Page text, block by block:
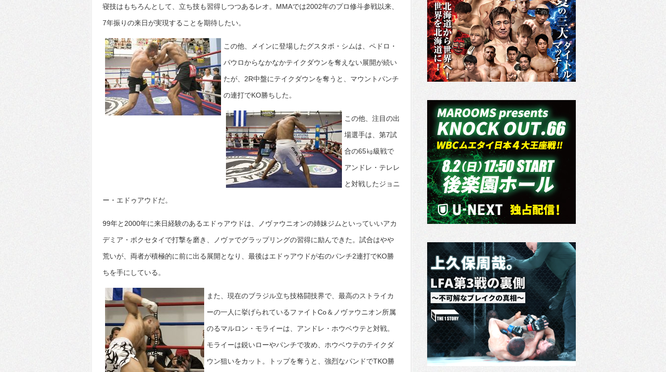
寝技はもちろんとして、立ち技も習得しつつあるレオ。MMAでは2002年のプロ修斗参戦以来、
7年振りの来日が実現することを期待したい。
この他、メインに登場したグスタボ・シムは、ペドロ・
パウロからなかなかテイクダウンを奪えない展開が続い
たが、2R中盤にテイクダウンを奪うと、マウントパンチ
の連打でKO勝ちした。
この他、注目の出
場選手は、第7試
合の65㎏級戦で
アンドレ・テレレ
と対戦したジョニ
ー・エドゥアウドだ。
99年と2000年に来日経験のあるエドゥアウドは、ノヴァウニオンの姉妹ジムといっていいアカ
デミア・ボクセタイで打撃を磨き、ノヴァでグラップリングの習得に励んできた。試合はやや
荒いが、両者が積極的に前に出る展開となり、最後はエドゥアウドが右のパンチ2連打でKO勝
ちを手にしている。
また、現在のブラジル立ち技格闘技界で、最高のストライカ
ーの一人に挙げられているファイトCo＆ノヴァウニオン所属
のるマルロン・モライーは、アンドレ・ホウベウテと対戦。
モライーは鋭いローやパンチで攻め、ホウベウテのテイクダ
ウン狙いをカット。トップを奪うと、強烈なパンドでTKO勝